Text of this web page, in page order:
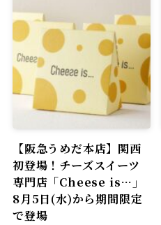
【阪急うめだ本店】関西
初登場！チーズスイーツ
専門店「Cheese is…」
8月5日(水)から期間限定
で登場